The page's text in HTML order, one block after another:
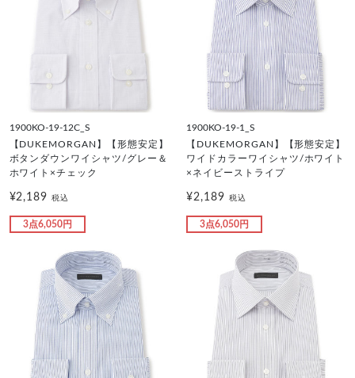
1900KO-19-12C_S
【DUKEMORGAN】【形態安定】
ボタンダウンワイシャツ/グレー＆
ホワイト×チェック
¥2,189税込
3点6,050円
1900KO-19-1_S
【DUKEMORGAN】【形態安定】
ワイドカラーワイシャツ/ホワイト
×ネイビーストライプ
¥2,189 税込
3点6,050円